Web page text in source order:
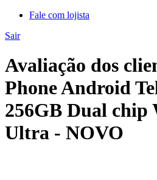
Fale com lojista
Sair
Avaliação dos
Phone Android
256GB Dual chip
Ultra - NOVO